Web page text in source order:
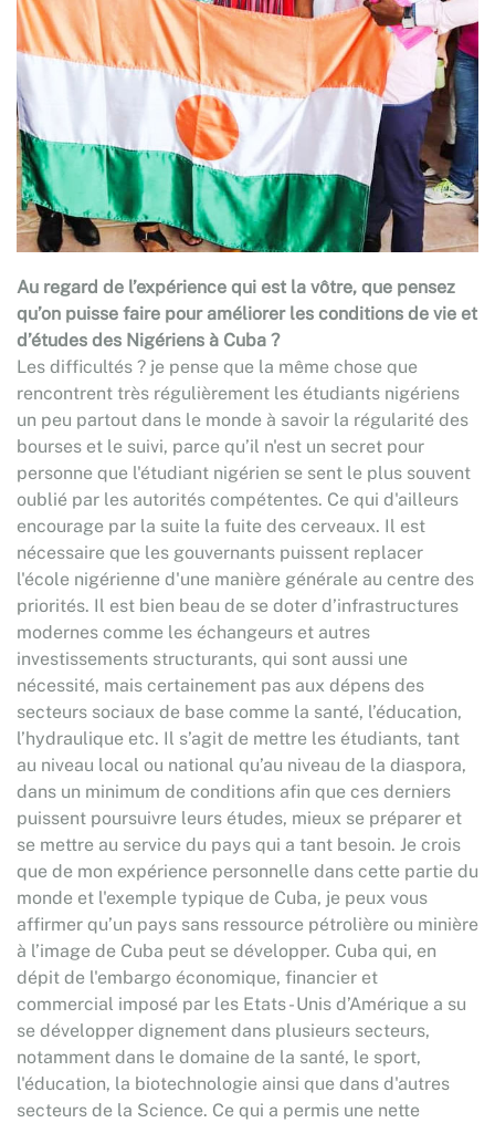
Au regard de l’expérience qui est la vôtre, que pensez
qu’on puisse faire pour améliorer les conditions de vie et
d’études des Nigériens à Cuba ?
Les difficultés ? je pense que la même chose que
rencontrent très régulièrement les étudiants nigériens
un peu partout dans le monde à savoir la régularité des
bourses et le suivi, parce qu’il n'est un secret pour
personne que l'étudiant nigérien se sent le plus souvent
oublié par les autorités compétentes. Ce qui d'ailleurs
encourage par la suite la fuite des cerveaux. Il est
nécessaire que les gouvernants puissent replacer
l'école nigérienne d'une manière générale au centre des
priorités. Il est bien beau de se doter d’infrastructures
modernes comme les échangeurs et autres
investissements structurants, qui sont aussi une
nécessité, mais certainement pas aux dépens des
secteurs sociaux de base comme la santé, l’éducation,
l’hydraulique etc. Il s’agit de mettre les étudiants, tant
au niveau local ou national qu’au niveau de la diaspora,
dans un minimum de conditions afin que ces derniers
puissent poursuivre leurs études, mieux se préparer et
se mettre au service du pays qui a tant besoin. Je crois
que de mon expérience personnelle dans cette partie du
monde et l'exemple typique de Cuba, je peux vous
affirmer qu’un pays sans ressource pétrolière ou minière
à l’image de Cuba peut se développer. Cuba qui, en
dépit de l'embargo économique, financier et
commercial imposé par les Etats - Unis d’Amérique a su
se développer dignement dans plusieurs secteurs,
notamment dans le domaine de la santé, le sport,
l'éducation, la biotechnologie ainsi que dans d'autres
secteurs de la Science. Ce qui a permis une nette